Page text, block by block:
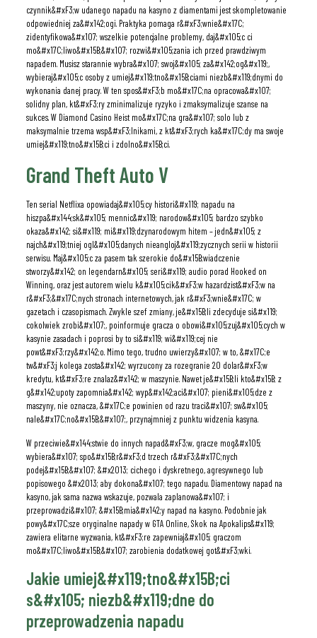
czynnik&#xF3;w udanego napadu na kasyno z diamentami jest skompletowanie
odpowiedniej za&#x142;ogi. Praktyka pomaga r&#xF3;wnie&#x17C;
zidentyfikowa&#x107; wszelkie potencjalne problemy, daj&#x105;c ci
mo&#x17C;liwo&#x15B;&#x107; rozwi&#x105;zania ich przed prawdziwym
napadem. Musisz starannie wybra&#x107; swoj&#x105; za&#x142;og&#x119;,
wybieraj&#x105;c osoby z umiej&#x119;tno&#x15B;ciami niezb&#x119;dnymi do
wykonania danej pracy. W ten spos&#xF3;b mo&#x17C;na opracowa&#x107;
solidny plan, kt&#xF3;ry zminimalizuje ryzyko i zmaksymalizuje szanse na
sukces. W Diamond Casino Heist mo&#x17C;na gra&#x107; solo lub z
maksymalnie trzema wsp&#xF3;lnikami, z kt&#xF3;rych ka&#x17C;dy ma swoje
umiej&#x119;tno&#x15B;ci i zdolno&#x15B;ci.
Grand Theft Auto V
Ten serial Netflixa opowiadaj&#x105;cy histori&#x119; napadu na
hiszpa&#x144;sk&#x105; mennic&#x119; narodow&#x105; bardzo szybko
okaza&#x142; si&#x119; mi&#x119;dzynarodowym hitem – jedn&#x105; z
najch&#x119;tniej ogl&#x105;danych nieangloj&#x119;zycznych serii w historii
serwisu. Maj&#x105;c za pasem tak szerokie do&#x15B;wiadczenie
stworzy&#x142; on legendarn&#x105; seri&#x119; audio porad Hooked on
Winning, oraz jest autorem wielu k&#x105;cik&#xF3;w hazardzist&#xF3;w na
r&#xF3;&#x17C;nych stronach internetowych, jak r&#xF3;wnie&#x17C; w
gazetach i czasopismach. Zwykle szef zmiany, je&#x15B;li zdecyduje si&#x119;
cokolwiek zrobi&#x107;, poinformuje gracza o obowi&#x105;zuj&#x105;cych w
kasynie zasadach i poprosi by to si&#x119; wi&#x119;cej nie
powt&#xF3;rzy&#x142;o. Mimo tego, trudno uwierzy&#x107; w to, &#x17C;e
tw&#xF3;j kolega zosta&#x142; wyrzucony za rozegranie 20 dolar&#xF3;w
kredytu, kt&#xF3;re znalaz&#x142; w maszynie. Nawet je&#x15B;li kto&#x15B; z
g&#x142;upoty zapomnia&#x142; wyp&#x142;aci&#x107; pieni&#x105;dze z
maszyny, nie oznacza, &#x17C;e powinien od razu traci&#x107; sw&#x105;
nale&#x17C;no&#x15B;&#x107;, przynajmniej z punktu widzenia kasyna.
W przeciwie&#x144;stwie do innych napad&#xF3;w, gracze mog&#x105;
wybiera&#x107; spo&#x15B;r&#xF3;d trzech r&#xF3;&#x17C;nych
podej&#x15B;&#x107; &#x2013; cichego i dyskretnego, agresywnego lub
popisowego &#x2013; aby dokona&#x107; tego napadu. Diamentowy napad na
kasyno, jak sama nazwa wskazuje, pozwala zaplanowa&#x107; i
przeprowadzi&#x107; &#x15B;mia&#x142;y napad na kasyno. Podobnie jak
powy&#x17C;sze oryginalne napady w GTA Online, Skok na Apokalips&#x119;
zawiera elitarne wyzwania, kt&#xF3;re zapewniaj&#x105; graczom
mo&#x17C;liwo&#x15B;&#x107; zarobienia dodatkowej got&#xF3;wki.
Jakie umiej&#x119;tno&#x15B;ci
s&#x105; niezb&#x119;dne do
przeprowadzenia napadu